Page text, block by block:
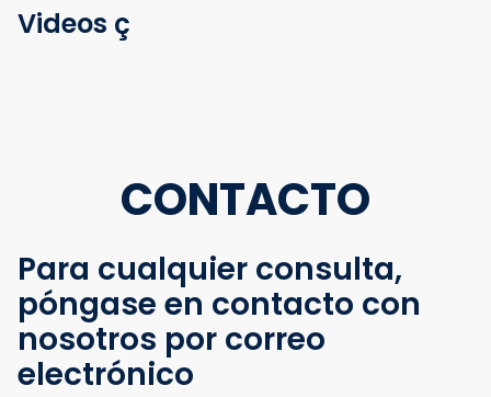
Videos ç
CONTACTO
Para cualquier consulta,
póngase en contacto con
nosotros por correo
electrónico